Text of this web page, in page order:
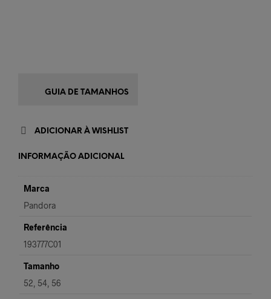
GUIA DE TAMANHOS
ADICIONAR À WISHLIST
INFORMAÇÃO ADICIONAL
Marca
Pandora
Referência
193777C01
Tamanho
52, 54, 56